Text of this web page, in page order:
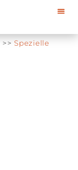
>> Spezielle